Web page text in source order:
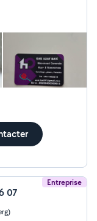
Entreprise
07